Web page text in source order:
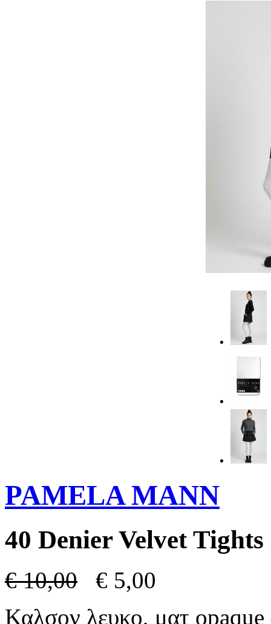
PAMELA MANN
40 Denier Velvet
€10,00 € 5,00
Καλσον λευκο, ματ